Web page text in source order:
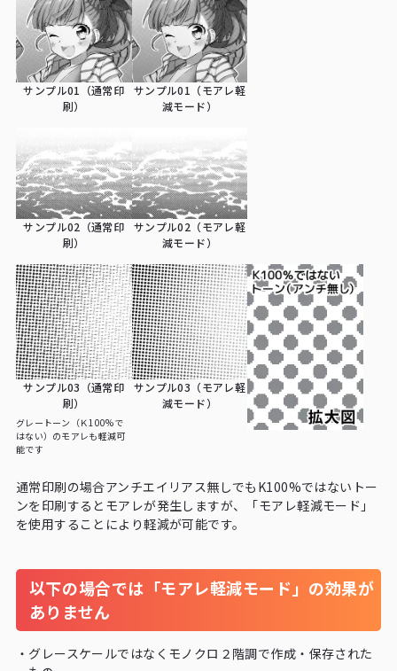
サンプル01（通常印
刷）
サンプル01（モアレ軽
減モード）
サンプル02（通常印
刷）
サンプル02（モアレ軽
減モード）
サンプル03（通常印
刷）
グレートーン（Ｋ100%で
はない）のモアレも軽減可
能です
サンプル03（モアレ軽
減モード）
通常印刷の場合アンチエイリアス無しでもK100%ではないトー
ンを印刷するとモアレが発生しますが、「モアレ軽減モード」
を使用することにより軽減が可能です。
以下の場合では「モアレ軽減モード」の効果が
ありません
・ グレースケールではなくモノクロ２階調で作成・保存された